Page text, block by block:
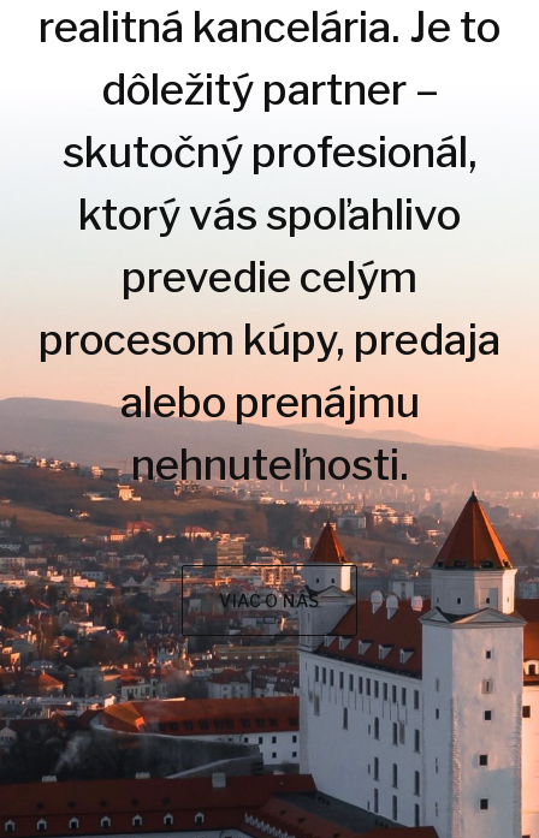
realitná kancelária. Je to
dôležitý partner –
skutočný profesionál,
ktorý vás spoľahlivo
prevedie celým
procesom kúpy, predaja
alebo prenájmu
nehnuteľnosti.
VIAC O NÁS